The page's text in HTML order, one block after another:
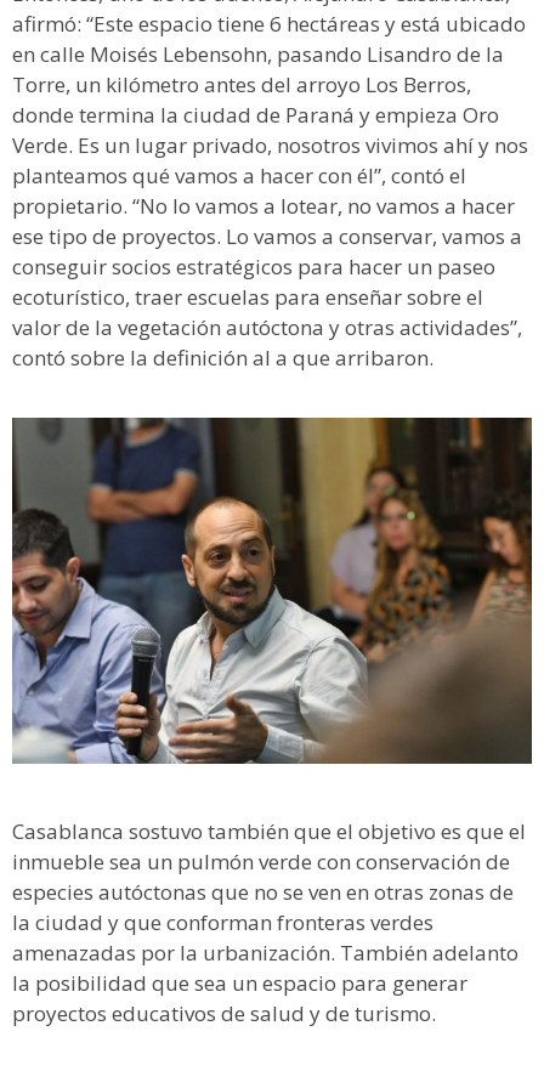
afirmó: “Este espacio tiene 6 hectáreas y está ubicado
en calle Moisés Lebensohn, pasando Lisandro de la
Torre, un kilómetro antes del arroyo Los Berros,
donde termina la ciudad de Paraná y empieza Oro
Verde. Es un lugar privado, nosotros vivimos ahí y nos
planteamos qué vamos a hacer con él”, contó el
propietario. “No lo vamos a lotear, no vamos a hacer
ese tipo de proyectos. Lo vamos a conservar, vamos a
conseguir socios estratégicos para hacer un paseo
ecoturístico, traer escuelas para enseñar sobre el
valor de la vegetación autóctona y otras actividades”,
contó sobre la definición al a que arribaron.
Casablanca sostuvo también que el objetivo es que el
inmueble sea un pulmón verde con conservación de
especies autóctonas que no se ven en otras zonas de
la ciudad y que conforman fronteras verdes
amenazadas por la urbanización. También adelanto
la posibilidad que sea un espacio para generar
proyectos educativos de salud y de turismo.